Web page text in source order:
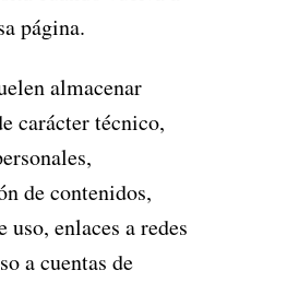
página.
almacenar
carácter técnico,
de contenidos,
uso, enlaces a redes
a cuentas de